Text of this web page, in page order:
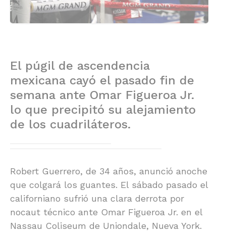
El púgil de ascendencia
mexicana cayó el pasado fin de
semana ante Omar Figueroa Jr.
lo que precipitó su alejamiento
de los cuadriláteros.
Robert Guerrero, de 34 años, anunció anoche
que colgará los guantes. El sábado pasado el
californiano sufrió una clara derrota por
nocaut técnico ante Omar Figueroa Jr. en el
Nassau Coliseum de Uniondale, Nueva York.